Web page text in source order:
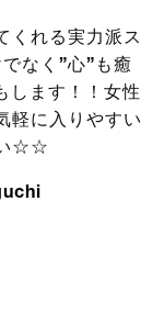
くれる実力派ス
なく”心”も癒
します！！女性
軽に入りやすい
い☆☆